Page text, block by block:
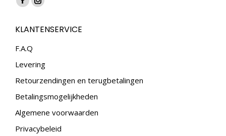
Facebook
opens
in
window
Instagram
opens
window
KLANTENSERVICE
F.A.Q
Levering
Retourzendingen en terugbetalingen
Betalingsmogelijkheden
Algemene voorwaarden
Privacybeleid